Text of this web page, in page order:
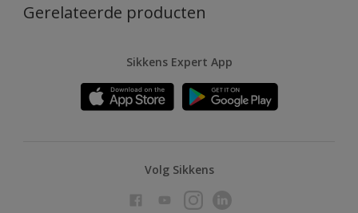
Gerelateerde producten
Sikkens Expert App
Volg Sikkens